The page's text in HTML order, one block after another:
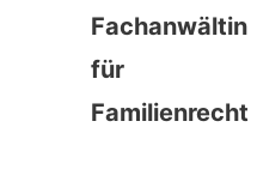
Fachanwältin
für
Familienrecht